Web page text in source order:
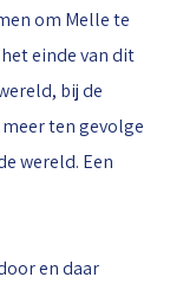
om Melle te
einde van dit
bij de
ten gevolge
wereld. Een
en daar